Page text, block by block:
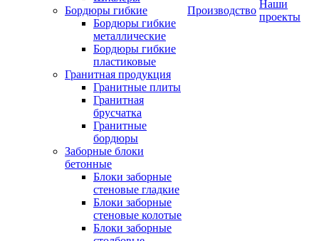
Бордюры гибкие
Бордюры гибкие
металлические
Бордюры гибкие
пластиковые
Гранитная продукция
Гранитные плиты
Гранитная
брусчатка
Гранитные
бордюры
Заборные блоки
бетонные
Блоки заборные
стеновые гладкие
Блоки заборные
стеновые колотые
Блоки заборные
Производство
Наши
проекты